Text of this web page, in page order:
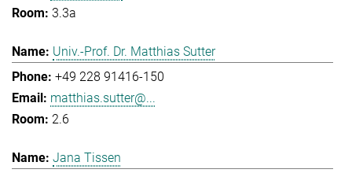
3.3a
Univ.-Prof. Dr. Matthias Sutter
+49 228 91416-150
matthias.sutter@...
2.6
Jana Tissen